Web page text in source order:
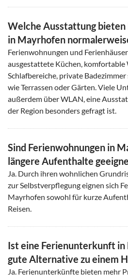
Welche Ausstattung
in Mayrhofen
Ferienwohnungen und
ausgestattete Küchen, komfortable
Schlafbereiche, private
wie Terrassen oder Gärten. Viele
außerdem über WLAN, eine
der Region besonders gefragt ist.
Sind Ferienwohnungen in
längere Aufenthalte
Ja. Durch ihren wohnlichen
zur Selbstverpflegung eignen sich
Mayrhofen sowohl für kurze
Reisen.
Ist eine Ferienunterkunft
gute Alternative zu einem
Ja. Ferienunterkünfte bieten mehr